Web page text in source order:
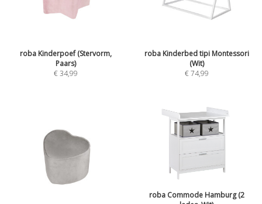
roba Kinderpoef (Stervorm,
Paars)
€34,99
roba Kinderbed tipi Montessori
(Wit)
€74,99
roba Commode Hamburg (2